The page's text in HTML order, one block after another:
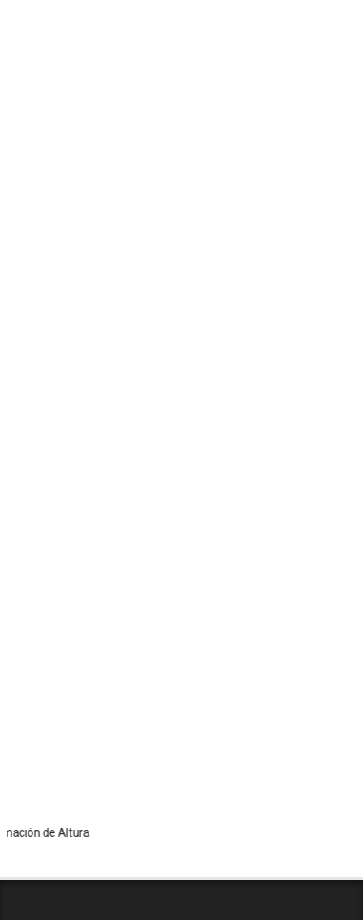
de Altura